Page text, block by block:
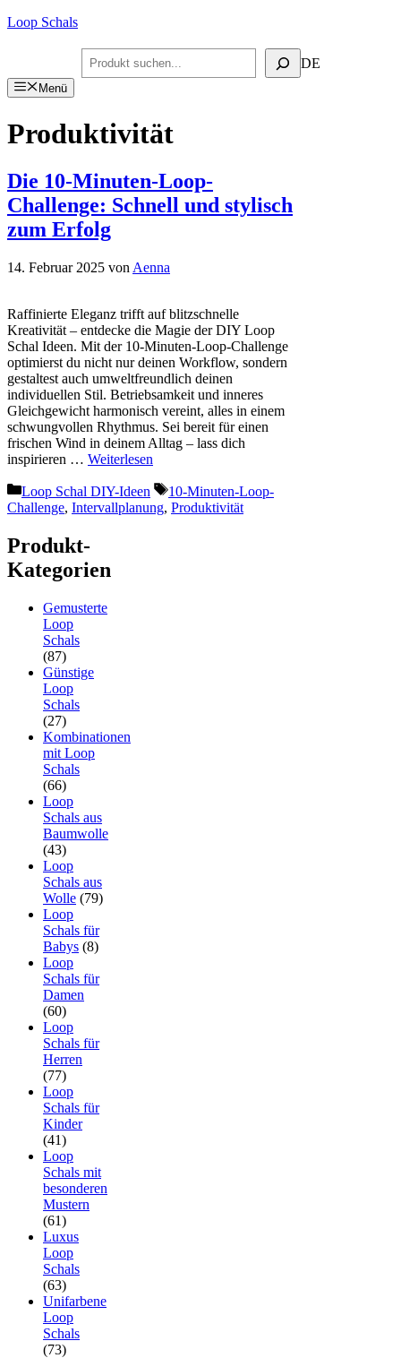
Zum
Loop Schals
Suchen DE
Menü
Produktivität
Die 10-Minuten-Loop-
Challenge: Schnell und stylisch
zum Erfolg
14. Februar 2025 von Aenna
Raffinierte Eleganz trifft auf blitzschnelle
Kreativität – entdecke die Magie der DIY Loop
Schal Ideen. Mit der 10-Minuten-Loop-Challenge
optimierst du nicht nur deinen Workflow, sondern
gestaltest auch umweltfreundlich deinen
individuellen Stil. Betriebsamkeit und inneres
Gleichgewicht harmonisch vereint, alles in einem
schwungvollen Rhythmus. Sei bereit für einen
frischen Wind in deinem Alltag – lass dich
inspirieren … Weiterlesen
Kategorien
Loop Schal DIY-Ideen Schlagwörter
10-Minuten-Loop-
Challenge, Intervallplanung, Produktivität
Produkt-
Kategorien
Gemusterte
Loop
Schals
(87)
Günstige
Loop
Schals
(27)
Kombinationen
mit Loop
Schals
(66)
Loop
Schals aus
Baumwolle
(43)
Loop
Schals aus
Wolle (79)
Loop
Schals für
Babys (8)
Loop
Schals für
Damen
(60)
Loop
Schals für
Herren
(77)
Loop
Schals für
Kinder
(41)
Loop
Schals mit
besonderen
Mustern
(61)
Luxus
Loop
Schals
(63)
Unifarbene
Loop
Schals
(73)